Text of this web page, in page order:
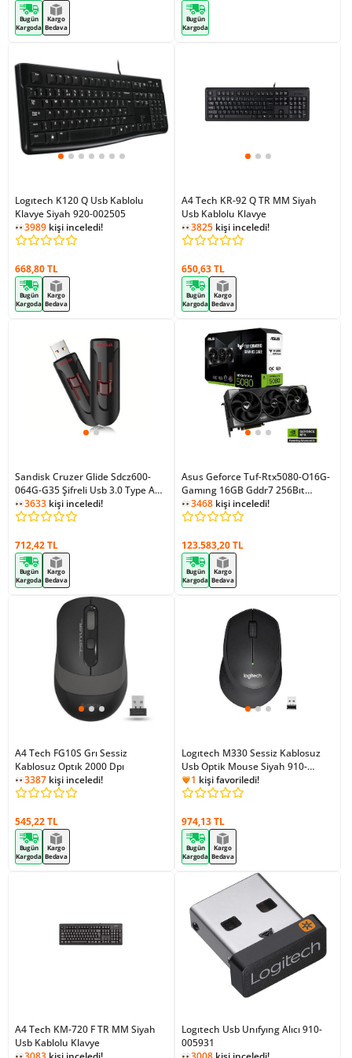
Bugün
Kargoda
Kargo
Bedava
Bugün
Kargoda
Logıtech K120 Q Usb Kablolu
Klavye Siyah 920-002505
3989 kişi inceledi!
668,80 TL
Bugün
Kargoda
Kargo
Bedava
A4 Tech KR-92 Q TR MM Siyah
Usb Kablolu Klavye
3825 kişi inceledi!
650,63 TL
Bugün
Kargoda
Kargo
Bedava
Sandisk Cruzer Glide Sdcz600-
064G-G35 Şifreli Usb 3.0 Type A
64 GB Flash Bellek Siyah
3633 kişi inceledi!
712,42 TL
Bugün
Kargoda
Kargo
Bedava
Asus Geforce Tuf-Rtx5080-O16G-
Gamıng 16GB Gddr7 256Bıt
2Xhdmı 3Xdp Ekran Kartı
3468 kişi inceledi!
123.583,20 TL
Bugün
Kargoda
Kargo
Bedava
A4 Tech FG10S Grı Sessiz
Kablosuz Optık 2000 Dpı
3387 kişi inceledi!
545,22 TL
Bugün
Kargoda
Kargo
Bedava
Logıtech M330 Sessiz Kablosuz
Usb Optik Mouse Siyah 910-
004909
1kişi favoriledi!
3144kişi inceledi!
1kişi favoriledi!
974,13 TL
Bugün
Kargoda
Kargo
Bedava
A4 Tech KM-720 F TR MM Siyah
Usb Kablolu Klavye
Logıtech Usb Unıfyıng Alıcı 910-
005931